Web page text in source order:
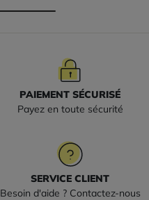
PAIEMENT SÉCURISÉ
Payez en toute sécurité
SERVICE CLIENT
Besoin d'aide ? Contactez-nous